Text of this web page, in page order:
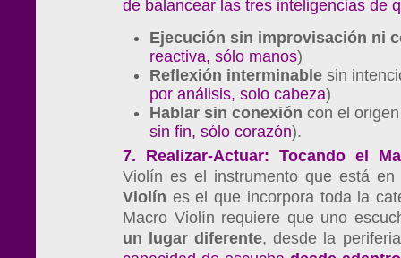
de balancear las tres inteligencias de
Ejecución sin improvisación ni
reactiva, sólo manos)
Reflexión interminable sin
por análisis, solo cabeza)
Hablar sin conexión con el
sin fin, sólo corazón).
7. Realizar-Actuar: Tocando el
Violín es el instrumento que está
Violín es el que incorpora toda la
Macro Violín requiere que uno
un
lugar diferente, desde la